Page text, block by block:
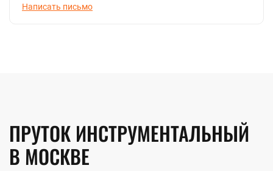
Написать письмо
ПРУТОК ИНСТРУМЕНТАЛЬНЫЙ
В МОСКВЕ